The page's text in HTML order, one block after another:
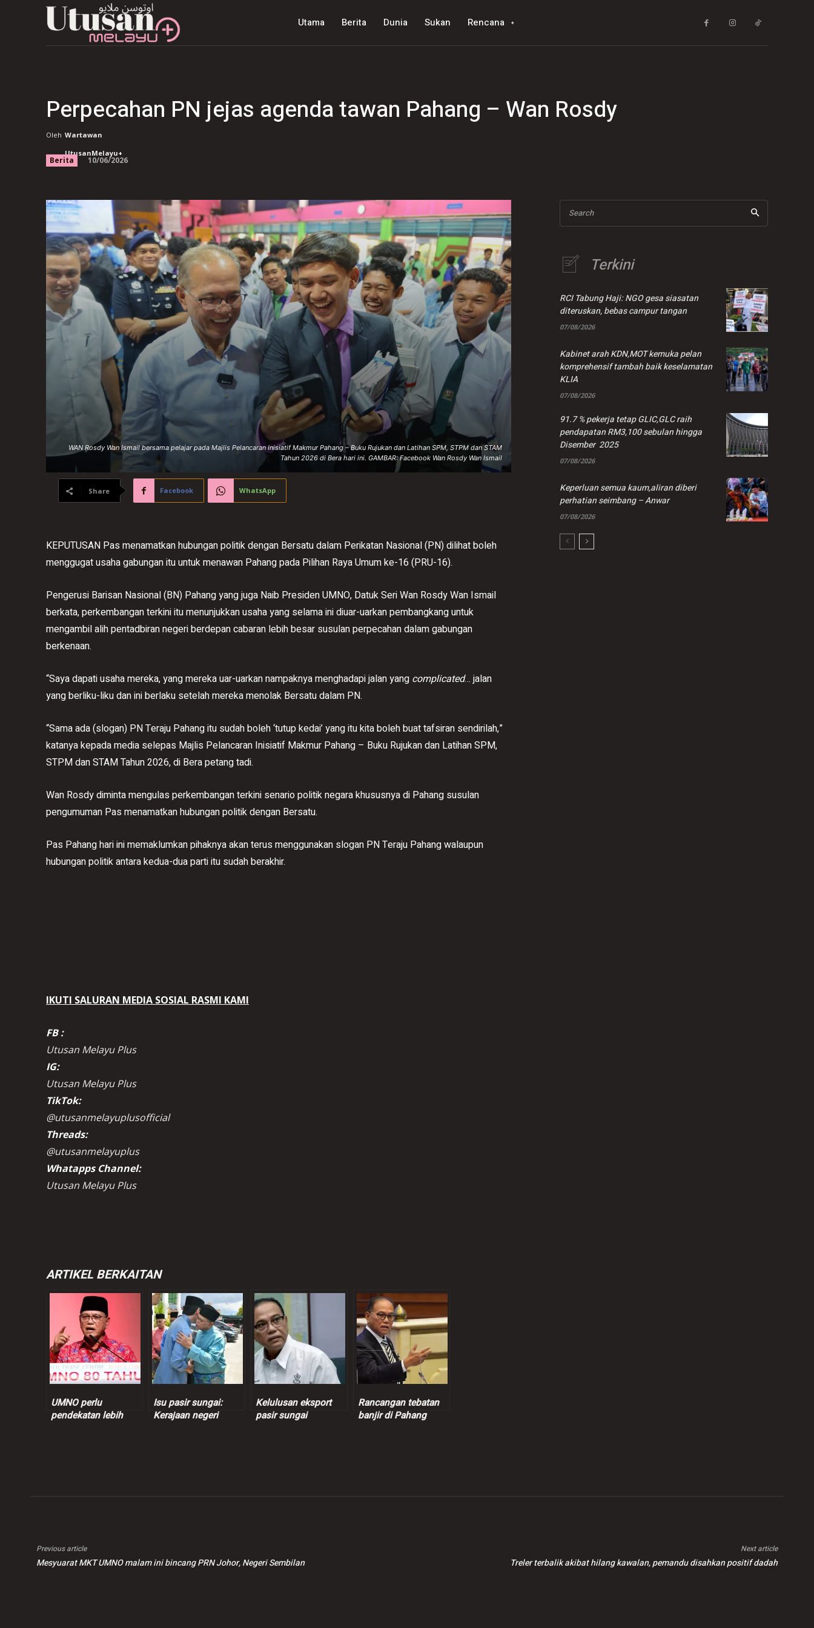
Utama Berita Dunia Sukan Rencana
Perpecahan PN jejas agenda tawan Pahang – Wan Rosdy
Oleh Wartawan
UtusanMelayu+
Berita 10/06/2026
WAN Rosdy Wan Ismail bersama pelajar pada Majlis Pelancaran Inisiatif Makmur Pahang – Buku Rujukan dan Latihan SPM, STPM dan STAM
Tahun 2026 di Bera hari ini. GAMBAR: Facebook Wan Rosdy Wan Ismail
Share Facebook WhatsApp
KEPUTUSAN Pas menamatkan hubungan politik dengan Bersatu dalam Perikatan Nasional (PN) dilihat boleh
menggugat usaha gabungan itu untuk menawan Pahang pada Pilihan Raya Umum ke-16 (PRU-16).
Pengerusi Barisan Nasional (BN) Pahang yang juga Naib Presiden UMNO, Datuk Seri Wan Rosdy Wan Ismail
berkata, perkembangan terkini itu menunjukkan usaha yang selama ini diuar-uarkan pembangkang untuk
mengambil alih pentadbiran negeri berdepan cabaran lebih besar susulan perpecahan dalam gabungan
berkenaan.
“Saya dapati usaha mereka, yang mereka uar-uarkan nampaknya menghadapi jalan yang complicated… jalan
yang berliku-liku dan ini berlaku setelah mereka menolak Bersatu dalam PN.
“Sama ada (slogan) PN Teraju Pahang itu sudah boleh ‘tutup kedai’ yang itu kita boleh buat tafsiran sendirilah,”
katanya kepada media selepas Majlis Pelancaran Inisiatif Makmur Pahang – Buku Rujukan dan Latihan SPM,
STPM dan STAM Tahun 2026, di Bera petang tadi.
Wan Rosdy diminta mengulas perkembangan terkini senario politik negara khususnya di Pahang susulan
pengumuman Pas menamatkan hubungan politik dengan Bersatu.
Pas Pahang hari ini memaklumkan pihaknya akan terus menggunakan slogan PN Teraju Pahang walaupun
hubungan politik antara kedua-dua parti itu sudah berakhir.
IKUTI SALURAN MEDIA SOSIAL RASMI KAMI
FB :
Utusan Melayu Plus
IG:
Utusan Melayu Plus
TikTok:
@utusanmelayuplusofficial
Threads:
@utusanmelayuplus
Whatapps Channel:
Utusan Melayu Plus
ARTIKEL BERKAITAN
UMNO perlu
pendekatan lebih
Isu pasir sungai:
Kerajaan negeri
Kelulusan eksport
pasir sungai
Rancangan tebatan
banjir di Pahang
Search
Terkini
RCI Tabung Haji: NGO gesa siasatan
diteruskan, bebas campur tangan
07/08/2026
Kabinet arah KDN,MOT kemuka pelan
komprehensif tambah baik keselamatan
KLIA
07/08/2026
91.7 % pekerja tetap GLIC,GLC raih
pendapatan RM3,100 sebulan hingga
Disember 2025
07/08/2026
Keperluan semua kaum,aliran diberi
perhatian seimbang – Anwar
07/08/2026
Previous article
Mesyuarat MKT UMNO malam ini bincang PRN Johor, Negeri Sembilan
Next article
Treler terbalik akibat hilang kawalan, pemandu disahkan positif dadah